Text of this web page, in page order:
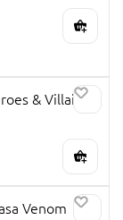
& Villains,
Venom